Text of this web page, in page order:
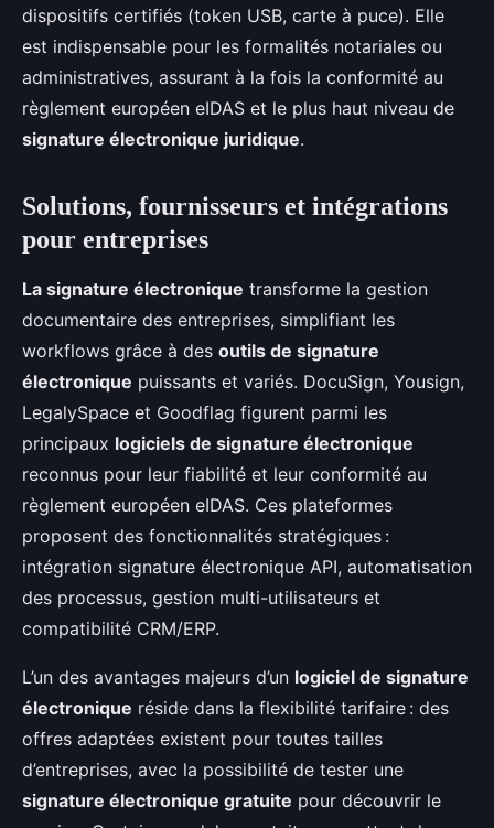
dispositifs certifiés (token USB, carte à puce). Elle
est indispensable pour les formalités notariales ou
administratives, assurant à la fois la conformité au
règlement européen eIDAS et le plus haut niveau de
signature électronique juridique.
Solutions, fournisseurs et intégrations
pour entreprises
La signature électronique transforme la gestion
documentaire des entreprises, simplifiant les
workflows grâce à des outils de signature
électronique puissants et variés. DocuSign, Yousign,
LegalySpace et Goodflag figurent parmi les
principaux logiciels de signature électronique
reconnus pour leur fiabilité et leur conformité au
règlement européen eIDAS. Ces plateformes
proposent des fonctionnalités stratégiques :
intégration signature électronique API, automatisation
des processus, gestion multi-utilisateurs et
compatibilité CRM/ERP.
L’un des avantages majeurs d’un logiciel de signature
électronique réside dans la flexibilité tarifaire : des
offres adaptées existent pour toutes tailles
d’entreprises, avec la possibilité de tester une
signature électronique gratuite pour découvrir le